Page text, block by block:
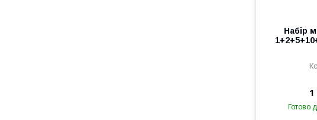
Набір
1
Готово